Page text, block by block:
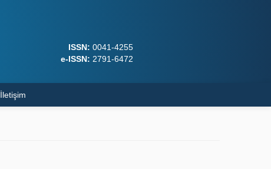
ISSN: 0041-4255
e-ISSN: 2791-6472
İletişim